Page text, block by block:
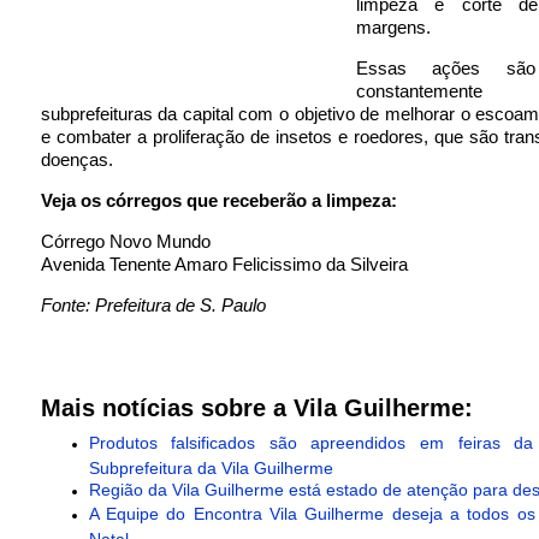
limpeza e corte
margens.
Essas ações são
subprefeituras da capital com o objetivo de melhorar o
e combater a proliferação de insetos e roedores, que são
doenças.
Veja os córregos que receberão a limpeza:
Córrego Novo Mundo
Avenida Tenente Amaro Felicissimo da Silveira
Fonte: Prefeitura de S. Paulo
Mais notícias sobre a Vila Guilherme:
Produtos falsificados são apreendidos em feiras
Subprefeitura da Vila Guilherme
Região da Vila Guilherme está estado de atenção para
A Equipe do Encontra Vila Guilherme deseja a todos